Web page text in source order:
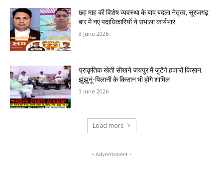
छह माह की विशेष व्यवस्था के बाद बदला नेतृत्व, सूरजगढ़
बार में नए पदाधिकारियों ने संभाला कार्यभार
3 June 2026
प्राकृतिक खेती सीखने जयपुर में जुटेंगे हजारों किसान:
झुंझुनूं-पिलानी के किसान भी होंगे शामिल
3 June 2026
Load more
- Advertisment -